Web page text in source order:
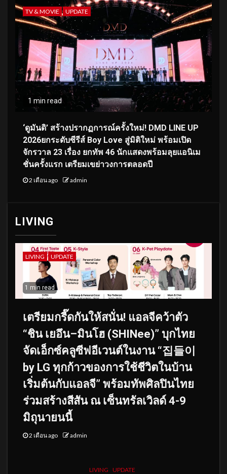
TV & MOVIE UPDATE
1 min read
‘ดูมันดิ’ สร้างปรากฏการณ์ครั้งใหม่! DMD LINE UP
2026ยกระดับซีรีส์ Boy Love สู่มิติใหม่ พร้อมเปิด
จักรวาล 23 เรื่อง ยกทัพ 46 นักแสดงพร้อมลุยแอนิเม
ชั่นครั้งแรก เตรียมเขย่าวงการตลอดปี
2 เดือน ago admin
LIVING
LIVING UPDATE
1 min read
เตรียมกรี๊ดกันให้สนั่น! แอลจีคว้าตัว
“ชิน เยอึน–มินโฮ (SHINee)” บุกไทย
จัดเอ็กซ์คลูซีฟอีเวนต์ในงาน “집들이
by LG ทุกก้าวของการใช้ชีวิตในบ้าน
เริ่มต้นกับแอลจี” พร้อมทัพศิลปินไทย
ร่วมสร้างสีสัน ณ เซ็นทรัลเวิลด์ 4-9
มิถุนายนนี้
2 เดือน ago admin
LIVING UPDATE